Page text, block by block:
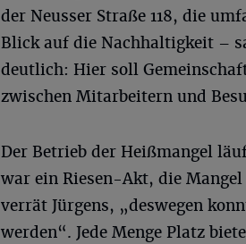
der Neusser Straße 118, die
Blick auf die Nachhaltigkeit –
deutlich: Hier soll
zwischen Mitarbeitern und
Der Betrieb der Heißmangel
war ein Riesen-Akt, die
verrät Jürgens, „deswegen
werden“. Jede Menge Platz